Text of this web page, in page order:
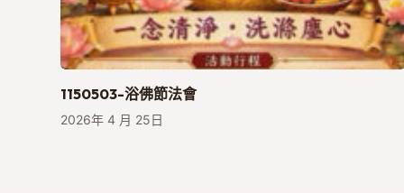
1150503-浴佛節法會
2026年 4 月 25日